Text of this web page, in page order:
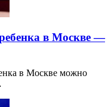
в Москве —
в Москве можно